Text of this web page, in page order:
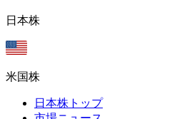
日本株
米国株
日本株トップ